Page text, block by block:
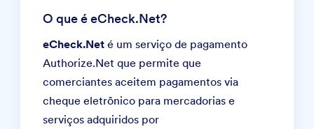
O que é eCheck.Net?
eCheck.Net é um serviço de pagamento
Authorize.Net que permite que
comerciantes aceitem pagamentos via
cheque eletrônico para mercadorias e
serviços adquiridos por